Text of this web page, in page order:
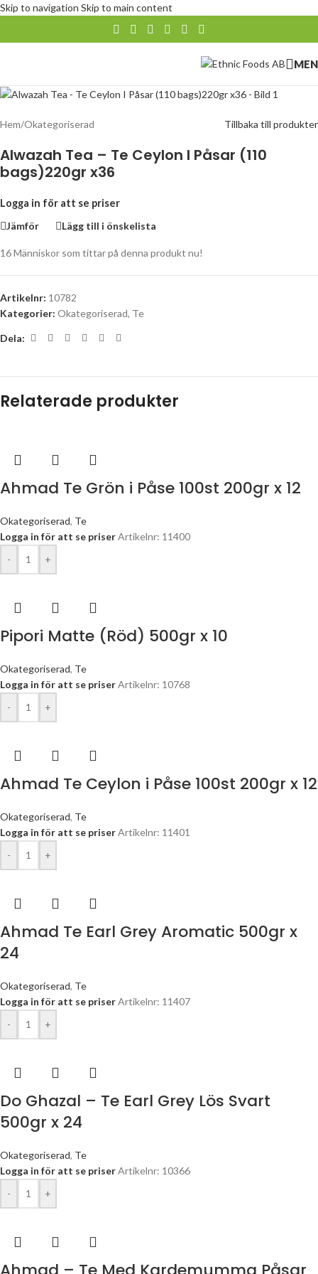
Skip to navigation Skip to main content
Hem/Okategoriserad Tillbaka till produkter
Alwazah Tea – Te Ceylon I Påsar (110
bags)220gr x36
Logga in för att se priser
Jämför
Lägg till i önskelista
16Människor som tittar på denna produkt nu!
Artikelnr: 10782
Kategorier: Okategoriserad, Te
Dela:
Relaterade produkter
Ahmad Te Grön i Påse 100st 200gr x 12
Okategoriserad, Te
Logga in för att se priserArtikelnr: 11400
-
+
Pipori Matte (Röd) 500gr x 10
Okategoriserad, Te
Logga in för att se priserArtikelnr: 10768
-
+
Ahmad Te Ceylon i Påse 100st 200gr x 12
Okategoriserad, Te
Logga in för att se priserArtikelnr: 11401
-
+
Ahmad Te Earl Grey Aromatic 500gr x
24
Okategoriserad, Te
Logga in för att se priserArtikelnr: 11407
-
+
Do Ghazal – Te Earl Grey Lös Svart
500gr x 24
Okategoriserad, Te
Logga in för att se priserArtikelnr: 10366
-
+